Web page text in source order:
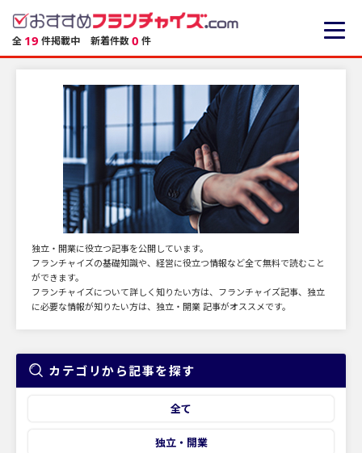
全 19 件掲載中 新着件数0 件
独立・開業に役立つ記事を公開しています。
フランチャイズの基礎知識や、経営に役立つ情報など全て無料で読むこと
ができます。
フランチャイズについて詳しく知りたい方は、フランチャイズ記事、独立
に必要な情報が知りたい方は、独立・開業 記事がオススメです。
カテゴリから記事を探す
全て
独立・開業